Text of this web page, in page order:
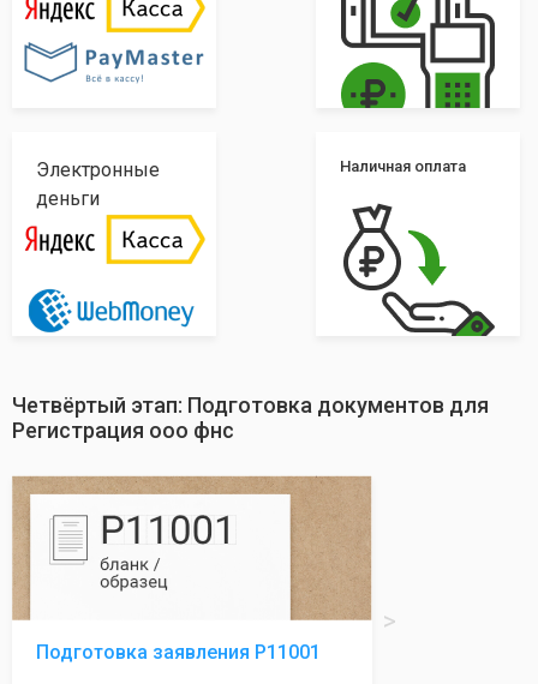
Электронные
деньги
Наличная оплата
Четвёртый этап: Подготовка документов для
Регистрация ооо фнс
Подготовка заявления Р11001